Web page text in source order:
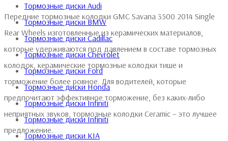
Тормозные диски Audi
Тормозные диски BMW
Тормозные диски Cadillac
Тормозные диски Chevrolet
Тормозные диски Ford
Тормозные диски Honda
Тормозные диски Infiniti
Тормозные диски Infiniti
Тормозные диски KIA
Передние тормозные колодки GMC Savana 3500 2014 Single
Rear Wheels изготовленные из керамических материалов,
которые удерживаются под давлением в составе тормозных
колодок, керамические тормозные колодки тише и
торможение более ровное. Для водителей, которые
предпочитают эффективное торможение, без каких-либо
неприятных звуков, тормозные колодки Ceramic – это лучшее
предложение.